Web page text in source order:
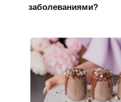
заболеваниями?